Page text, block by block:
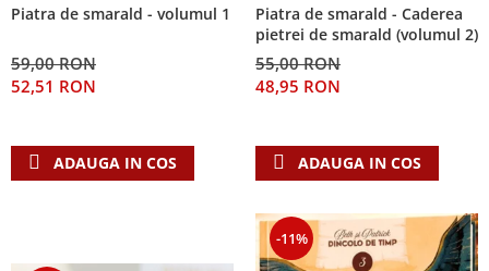
Piatra de smarald - volumul 1
59,00 RON
52,51 RON
ADAUGA IN COS
Piatra de smarald - Caderea
pietrei de smarald (volumul 2)
55,00 RON
48,95 RON
ADAUGA IN COS
-11%